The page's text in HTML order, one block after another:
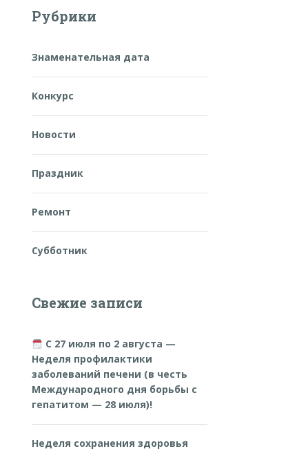
Рубрики
Знаменательная дата
Конкурс
Новости
Праздник
Ремонт
Субботник
Свежие записи
С 27 июля по 2 августа —
Неделя профилактики
заболеваний печени (в честь
Международного дня борьбы с
гепатитом — 28 июля)!
Неделя сохранения здоровья